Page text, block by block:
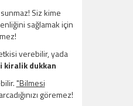
Siz kime
sağlamak için
verebilir, yada
kiralik dukkan
"Bilmesi
göremez!